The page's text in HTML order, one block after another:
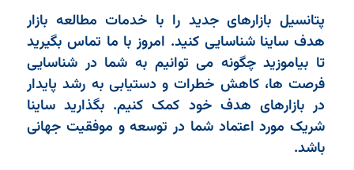
پتانسیل بازارهای جدید را با خدمات مطالعه بازار
هدف ساینا شناسایی کنید. امروز با ما تماس بگیرید
تا بیاموزید چگونه می توانیم به شما در شناسایی
فرصت ها، کاهش خطرات و دستیابی به رشد پایدار
در بازارهای هدف خود کمک کنیم. بگذارید ساینا
شریک مورد اعتماد شما در توسعه و موفقیت جهانی
باشد.